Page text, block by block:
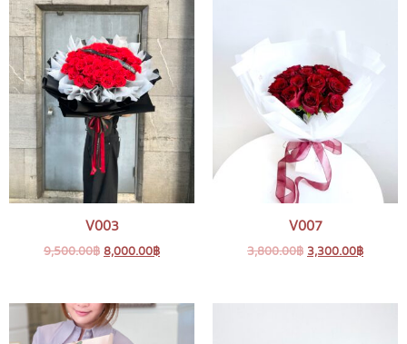
V003
9,500.00฿ 8,000.00฿
V007
3,800.00฿ 3,300.00฿